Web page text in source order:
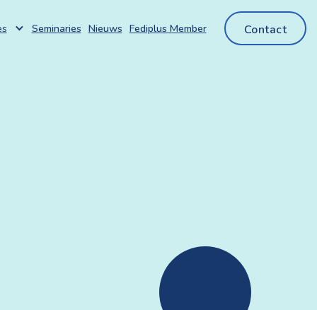
Seminaries Nieuws Fediplus Member Contact